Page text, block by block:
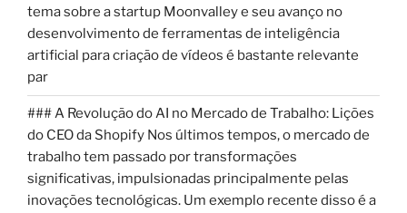
tema sobre a startup Moonvalley e seu avanço no
desenvolvimento de ferramentas de inteligência
artificial para criação de vídeos é bastante relevante
par
### A Revolução do AI no Mercado de Trabalho: Lições
do CEO da Shopify Nos últimos tempos, o mercado de
trabalho tem passado por transformações
significativas, impulsionadas principalmente pelas
inovações tecnológicas. Um exemplo recente disso é a